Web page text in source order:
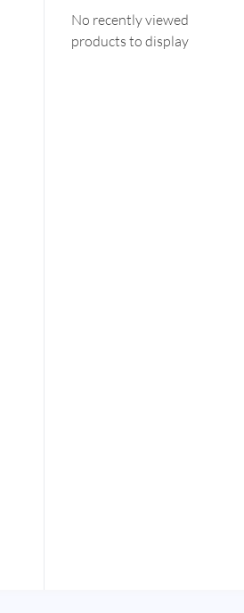
No recently viewed
products to display